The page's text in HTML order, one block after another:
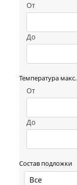
От
До
Температура макс.
От
До
Состав подложки
Все